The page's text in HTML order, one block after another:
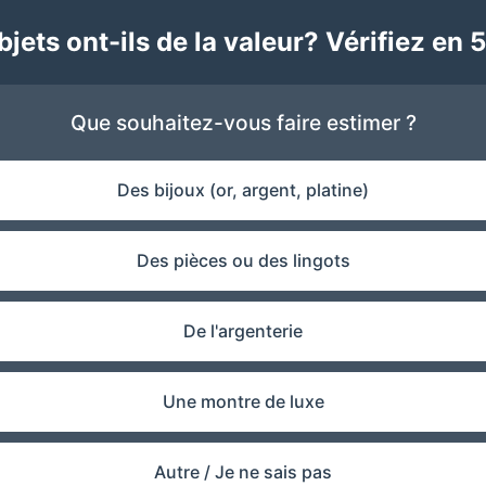
ont-ils de la valeur? Vérifiez en
Que souhaitez-vous faire estimer ?
Des bijoux (or, argent, platine)
Des pièces ou des lingots
De l'argenterie
Une montre de luxe
Autre / Je ne sais pas